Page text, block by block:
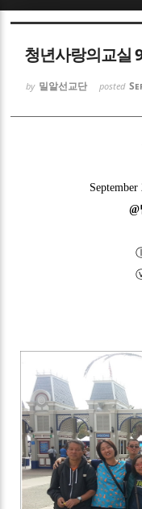
청년사랑의교실
by 밀알선교단 posted